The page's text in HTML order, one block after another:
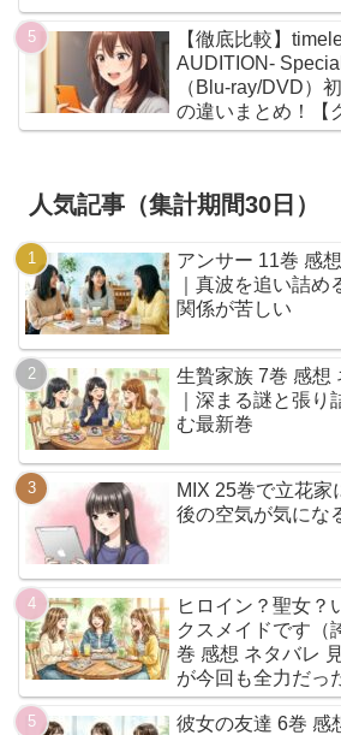
【徹底比較】
AUDITION-
（Blu-ray/DVD）
の違いまとめ！【
値】
人気記事（集計期間30日）
アンサー 11巻 感
｜真波を追い詰
関係が苦しい
生贄家族 7巻 感想
｜深まる謎と張
む最新巻
MIX 25巻で立花
後の空気が気にな
ヒロイン？聖女？
クスメイドです（
巻 感想 ネタバレ
が今回も全力だっ
彼女の友達 6巻 感